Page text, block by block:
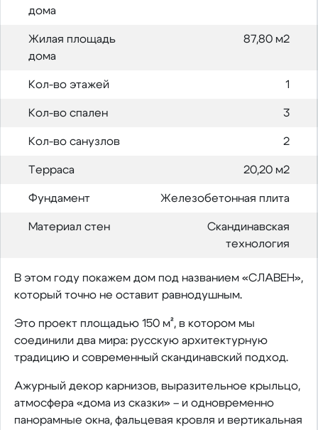
дома
Жилая площадь
дома
87,80 м2
Кол-во этажей 1
Кол-во спален 3
Кол-во санузлов 2
Терраса 20,20 м2
Фундамент Железобетонная плита
Материал стен
Скандинавская
технология
В этом году покажем дом под названием «СЛАВЕН»,
который точно не оставит равнодушным.
Это проект площадью 150 м², в котором мы
соединили два мира: русскую архитектурную
традицию и современный скандинавский подход.
Ажурный декор карнизов, выразительное крыльцо,
атмосфера «дома из сказки» – и одновременно
панорамные окна, фальцевая кровля и вертикальная